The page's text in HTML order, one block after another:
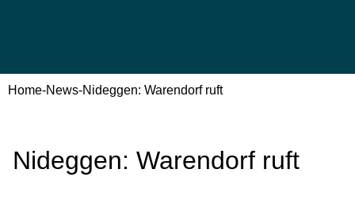
Home-News-Nideggen: Warendorf ruft
Nideggen: Warendorf ruft